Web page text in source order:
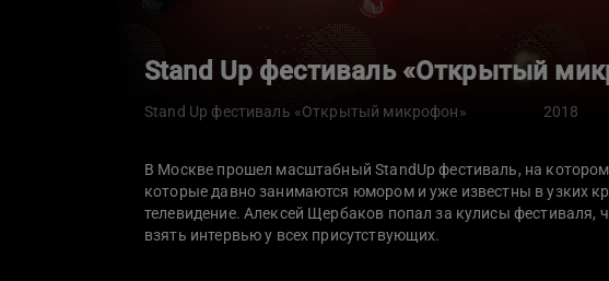
Stand Up фестиваль «Открытый
Stand Up фестиваль «Открытый микрофон» 2018
В Москве прошел масштабный StandUp фестиваль, на
которые давно занимаются юмором и уже известны в узких
телевидение. Алексей Щербаков попал за кулисы фестиваля,
взять интервью у всех присутствующих.